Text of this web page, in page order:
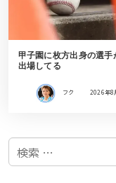
甲子園に枚方出身の選手
出場してる
フク 2026年8
検